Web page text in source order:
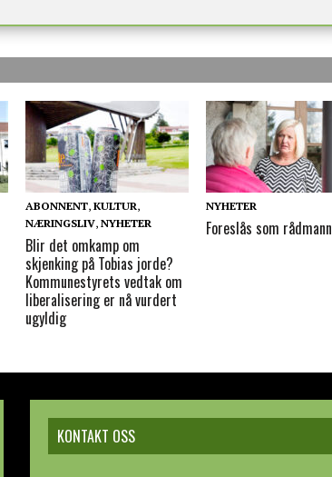
ABONNENT,KULTUR,
NÆRINGSLIV,NYHETER
Blir det omkamp om
skjenking på Tobias jorde?
Kommunestyrets vedtak om
liberalisering er nå vurdert
ugyldig
NYHETER
Foreslås som rådmann
KONTAKT OSS